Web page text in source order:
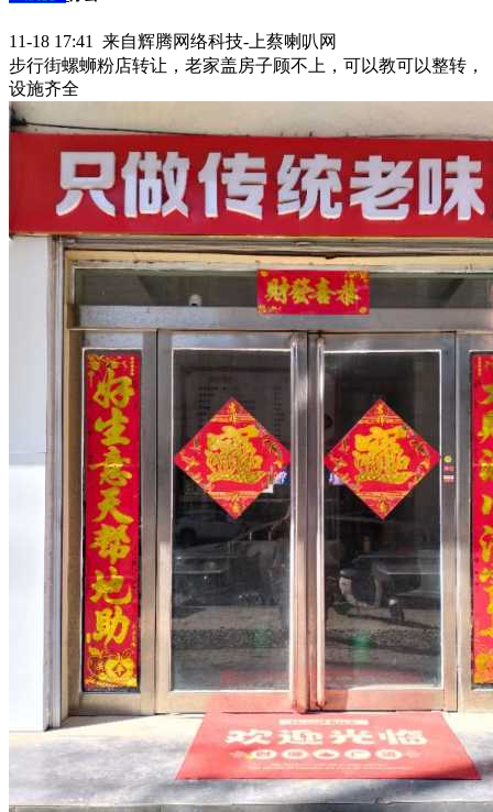
11-18 17:41 来自辉腾网络科技-上蔡喇叭网
步行街螺蛳粉店转让，老家盖房子顾不上，可以教可以整转，
设施齐全